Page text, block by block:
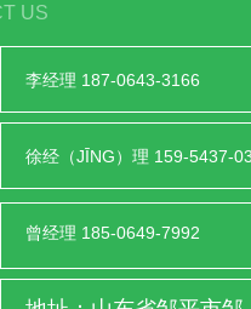
US
李经理 187-0643-3166
徐经（JĪNG）理 159-5437-
曾经理 185-0649-7992